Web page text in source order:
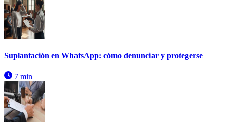
Suplantación en WhatsApp: cómo denunciar y protegerse
7 min